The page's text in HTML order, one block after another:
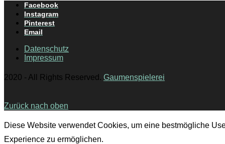
Facebook
Instagram
Pinterest
Email
Datenschutz
Impressum
2020 - All Rights Reserved. Gaumenspielerei
Zurück nach oben
Diese Website verwendet Cookies, um eine bestmögliche
Experience zu ermöglichen.